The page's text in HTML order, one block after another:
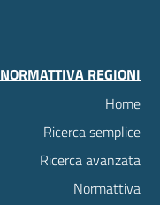
NORMATTIVA REGIONI
Home
Ricerca semplice
Ricerca avanzata
Normattiva